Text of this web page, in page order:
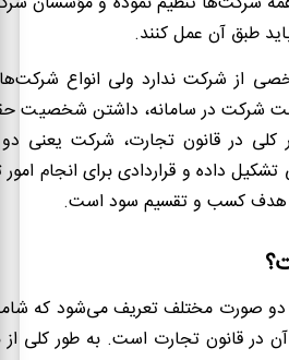
طبق آن عمل کنند.
از شرکت ندارد ولی انواع شرکت‌ها
شرکت در سامانه، داشتن شخصیت
کلی در قانون تجارت، شرکت
داده و قراردادی برای انجام
و هدف کسب و تقسیم سود است.
دو صورت مختلف تعریف می‌شود که
در قانون تجارت است. به طور کلی از